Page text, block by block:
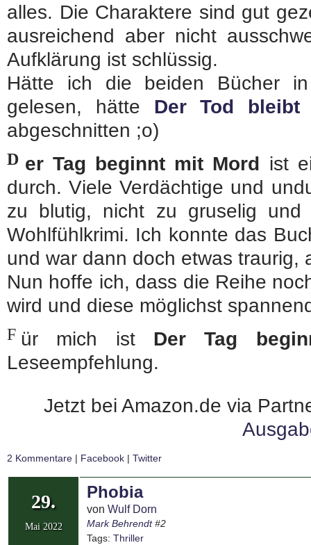
alles. Die Charaktere sind gut
ausreichend aber nicht
Aufklärung ist schlüssig.
Hätte ich die beiden Bücher
gelesen, hätte Der Tod bleibt
abgeschnitten ;o)
D er Tag beginnt mit Mord ist
durch. Viele Verdächtige und
zu blutig, nicht zu gruselig
Wohlfühlkrimi. Ich konnte das
und war dann doch etwas traurig,
Nun hoffe ich, dass die Reihe
wird und diese möglichst
F ür mich ist Der Tag
Leseempfehlung.
Jetzt bei Amazon.de via
2 Kommentare | Facebook | Twitter
29.
Mai 2022
Phobia
von Wulf Dorn
Mark Behrendt#2
Tags: Thriller